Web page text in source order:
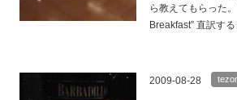
ら教えてもらった
Breakfast” 直訳する
2009-08-28